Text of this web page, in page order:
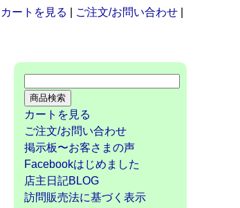
カートを見る ご注文/お問い合わせ
カートを見る
ご注文/お問い合わせ
掲示板〜お客さまの声
Facebookはじめました
店主日記BLOG
訪問販売法に基づく表示